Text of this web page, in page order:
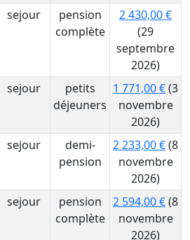
sejour
pension
complète
2 430,00 €
(29
septembre
2026)
sejour
petits
déjeuners
1 771,00 €(3
novembre
2026)
sejour
demi-
pension
2 233,00 €(8
novembre
2026)
sejour
pension
complète
2 594,00 €(8
novembre
2026)